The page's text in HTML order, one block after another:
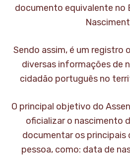
documento equivalente no
Sendo assim, é um registro
diversas informações de
cidadão português no
O principal objetivo do
oficializar o nascimento
documentar os principais
pessoa, como: data de